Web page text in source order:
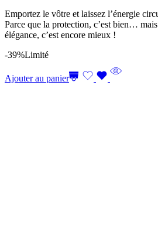
Emportez le vôtre et laissez l’énergie
Parce que la protection, c’est bien…
élégance, c’est encore mieux !
-39%Limité
Ajouter au panier